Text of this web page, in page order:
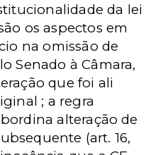
da lei
os aspectos em
na omissão de
Senado à Câmara,
que foi ali
; a regra
alteração de
(art. 16,